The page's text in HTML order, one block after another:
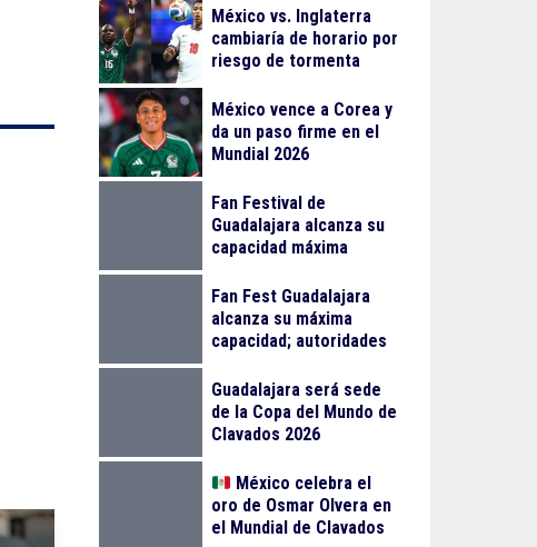
Cup
México vs. Inglaterra
cambiaría de horario por
riesgo de tormenta
México vence a Corea y
da un paso firme en el
Mundial 2026
Fan Festival de
Guadalajara alcanza su
capacidad máxima
Fan Fest Guadalajara
alcanza su máxima
capacidad; autoridades
Guadalajara será sede
de la Copa del Mundo de
Clavados 2026
México celebra el
oro de Osmar Olvera en
el Mundial de Clavados